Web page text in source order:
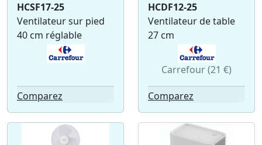
HCSF17-25
Ventilateur sur pied
40 cm réglable
Comparez
HCDF12-25
Ventilateur de table
27 cm
Carrefour (21 €)
Comparez